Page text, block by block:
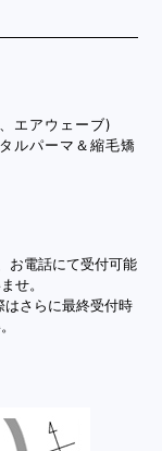
エアウェーブ)
ルパーマ＆縮毛矯
お電話にて受付可能
せ。
さらに最終受付時